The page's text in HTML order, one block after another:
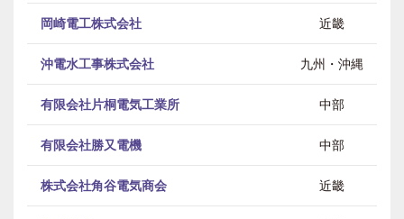
岡崎電工株式会社 近畿
沖電水工事株式会社 九州・沖縄
有限会社片桐電気工業所 中部
有限会社勝又電機 中部
株式会社角谷電気商会 近畿